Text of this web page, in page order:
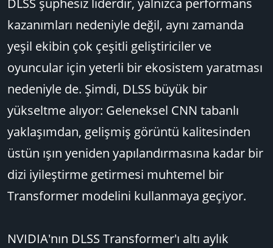
DLSS şüphesiz liderdir, yalnızca performans
kazanımları nedeniyle değil, aynı zamanda
yeşil ekibin çok çeşitli geliştiriciler ve
oyuncular için yeterli bir ekosistem yaratması
nedeniyle de. Şimdi, DLSS büyük bir
yükseltme alıyor: Geleneksel CNN tabanlı
yaklaşımdan, gelişmiş görüntü kalitesinden
üstün ışın yeniden yapılandırmasına kadar bir
dizi iyileştirme getirmesi muhtemel bir
Transformer modelini kullanmaya geçiyor.
NVIDIA'nın DLSS Transformer'ı altı aylık